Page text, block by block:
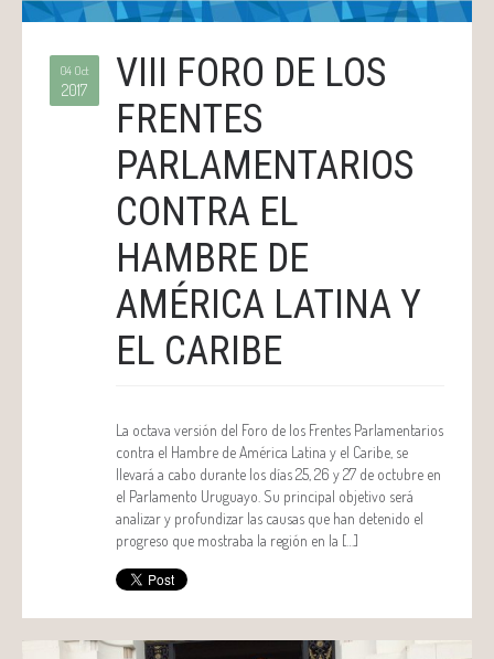
04 Oct
2017
VIII FORO DE LOS
FRENTES
PARLAMENTARIOS
CONTRA EL
HAMBRE DE
AMÉRICA LATINA Y
EL CARIBE
La octava versión del Foro de los Frentes Parlamentarios
contra el Hambre de América Latina y el Caribe, se
llevará a cabo durante los días 25, 26 y 27 de octubre en
el Parlamento Uruguayo. Su principal objetivo será
analizar y profundizar las causas que han detenido el
progreso que mostraba la región en la […]